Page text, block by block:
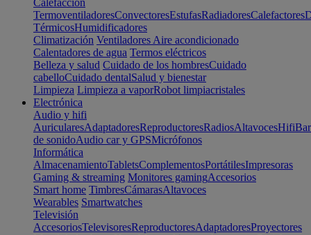
Calefacción
TermoventiladoresConvectoresEstufasRadiadoresCalefactores
TérmicosHumidificadores
Climatización Ventiladores Aire acondicionado
Calentadores de agua Termos eléctricos
Belleza y salud Cuidado de los hombresCuidado
cabelloCuidado dentalSalud y bienestar
Limpieza Limpieza a vaporRobot limpiacristales
Electrónica
Audio y hifi
AuricularesAdaptadoresReproductoresRadiosAltavocesHifi
de sonidoAudio car y GPSMicrófonos
Informática
AlmacenamientoTabletsComplementosPortátilesImpresoras
Gaming & streaming Monitores gamingAccesorios
Smart home TimbresCámarasAltavoces
Wearables Smartwatches
Televisión
AccesoriosTelevisoresReproductoresAdaptadoresProyectores